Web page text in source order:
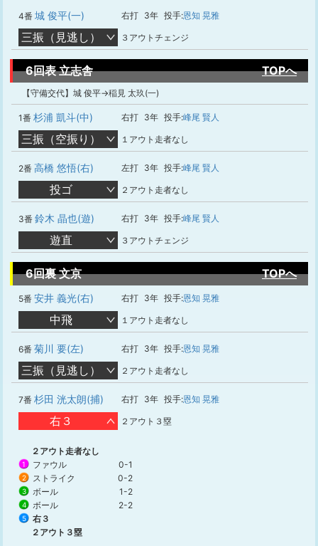
4番 城 俊平(一) 右打 3年 投手:恩知 晃雅
三振（見逃し） ３アウトチェンジ
6回表 立志舎 TOPへ
【守備交代】城 俊平→稲見 太玖(一)
1番 杉浦 凱斗(中) 右打 3年 投手:峰尾 賢人
三振（空振り） １アウト走者なし
2番 高橋 悠悟(右) 左打 3年 投手:峰尾 賢人
投ゴ ２アウト走者なし
3番 鈴木 晶也(遊) 右打 3年 投手:峰尾 賢人
遊直 ３アウトチェンジ
6回裏 文京 TOPへ
5番 安井 義光(右) 右打 3年 投手:恩知 晃雅
中飛 １アウト走者なし
6番 菊川 要(左) 右打 3年 投手:恩知 晃雅
三振（見逃し） ２アウト走者なし
7番 杉田 洸太朗(捕) 右打 3年 投手:恩知 晃雅
右３ ２アウト３塁
２アウト走者なし
1 ファウル 0-1
2 ストライク 0-2
3 ボール 1-2
4 ボール 2-2
5
右３
２アウト３塁